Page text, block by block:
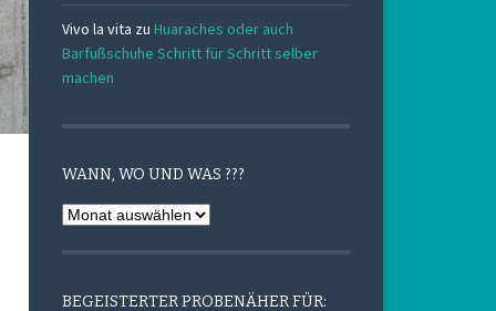
Vivo la vita zu Huaraches oder auch
Barfußschuhe Schritt für Schritt selber
machen
WANN, WO UND WAS ???
Wann,
BEGEISTERTER PROBENÄHER FÜR: